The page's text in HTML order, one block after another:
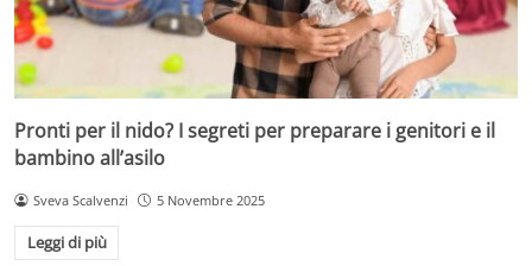
Pronti per il nido? I segreti per preparare i genitori e il
bambino all’asilo
Sveva Scalvenzi 5 Novembre 2025
Leggi di più